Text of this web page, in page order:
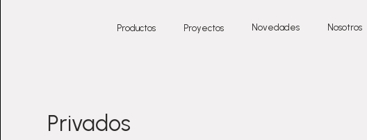
Productos Proyectos Novedades Nosotros
Privados